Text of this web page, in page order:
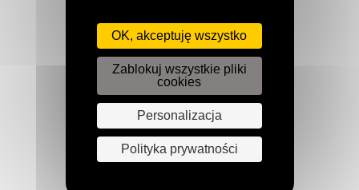
Zadzwoń do nas
122 100 122
Napisz do nas
WYŚLIJ WIADOMOŚĆ
OK, akceptuję wszystko
Zablokuj wszystkie pliki
cookies
Personalizacja
Polityka prywatności